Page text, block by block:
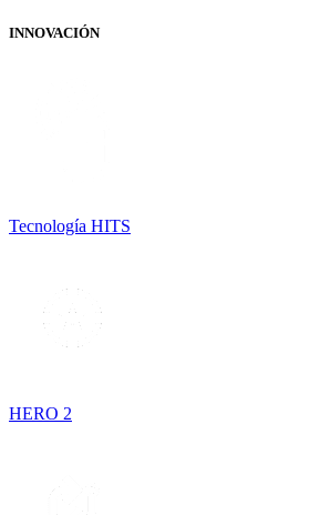
INNOVACIÓN
Tecnología HITS
HERO 2